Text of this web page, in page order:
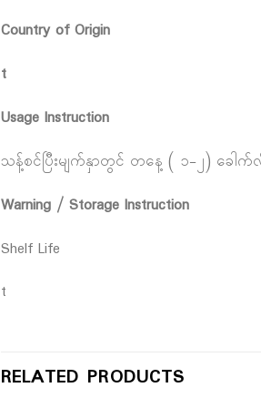
Country of Origin
t
Usage Instruction
သန့်စင်ပြီးမျက်နှာတွင် တနေ့ ( ၁-၂) ခေါ
Warning / Storage Instruction
Shelf Life
t
RELATED PRODUCTS